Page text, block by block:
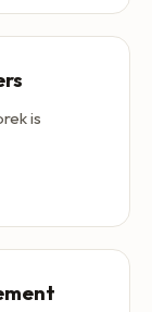
is